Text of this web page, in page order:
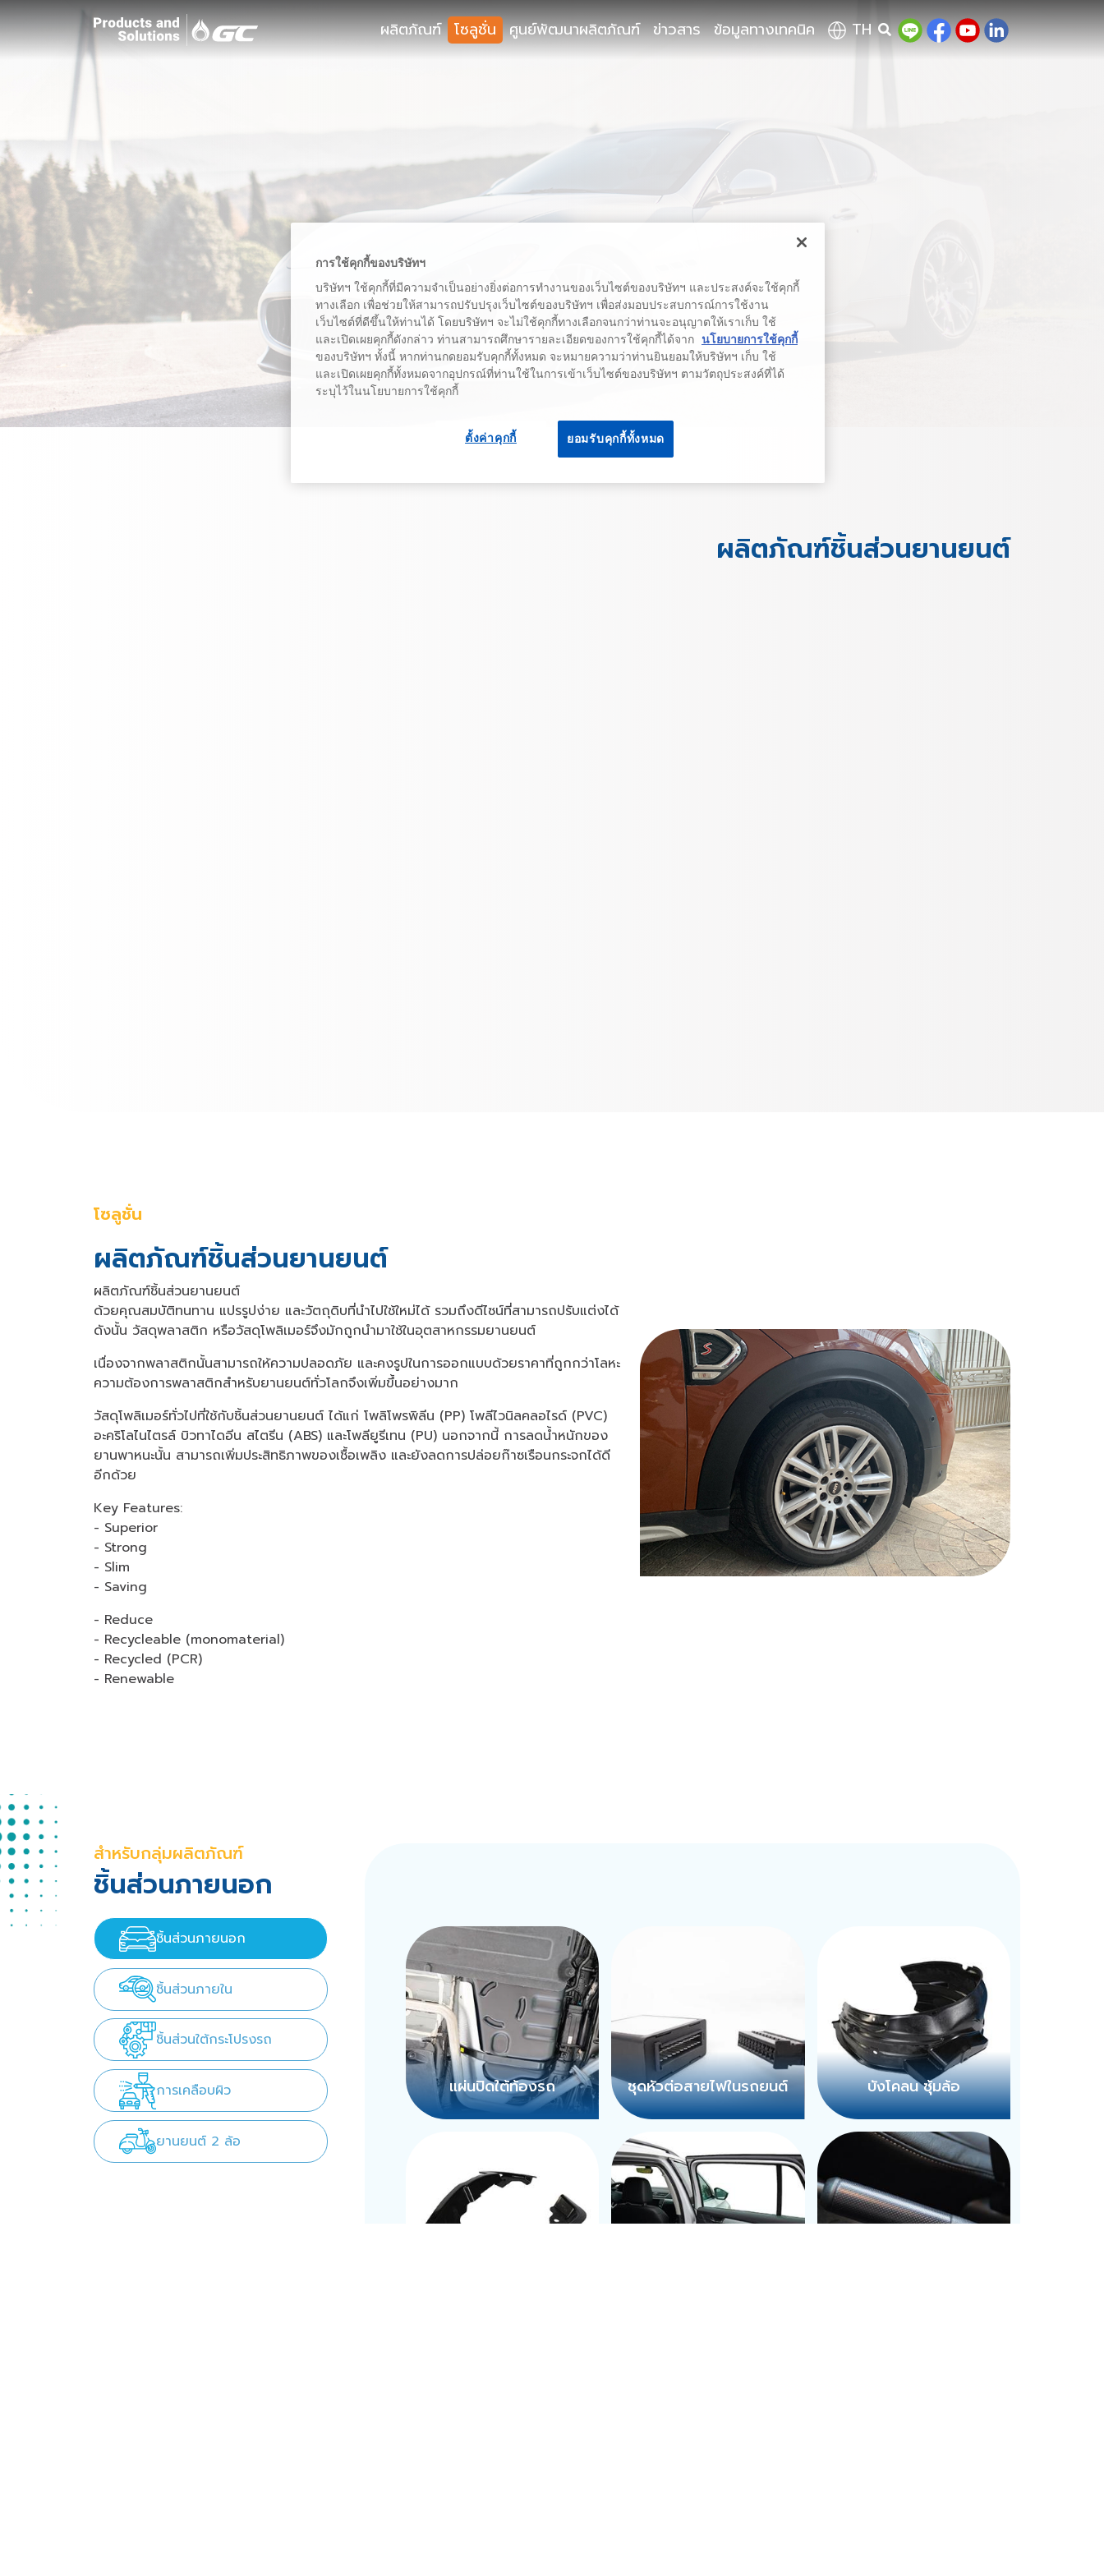
ผลิตภัณฑ์ โซลูชั่น ศูนย์พัฒนาผลิตภัณฑ์ ข่าวสาร ข้อมูลทางเทคนิค TH
ผลิตภัณฑ์ชิ้นส่วนยานยนต์
โซลูชั่น
ผลิตภัณฑ์ชิ้นส่วนยานยนต์
ผลิตภัณฑ์ชิ้นส่วนยานยนต์
ด้วยคุณสมบัติทนทาน แปรรูปง่าย และวัตถุดิบที่นำไปใช้ใหม่ได้ รวมถึงดีไซน์ที่สามารถปรับแต่งได้
ดังนั้น วัสดุพลาสติก หรือวัสดุโพลิเมอร์จึงมักถูกนำมาใช้ในอุตสาหกรรมยานยนต์
เนื่องจากพลาสติกนั้นสามารถให้ความปลอดภัย และคงรูปในการออกแบบด้วยราคาที่ถูกกว่าโลหะ
ความต้องการพลาสติกสำหรับยานยนต์ทั่วโลกจึงเพิ่มขึ้นอย่างมาก
วัสดุโพลิเมอร์ทั่วไปที่ใช้กับชิ้นส่วนยานยนต์ ได้แก่ โพลิโพรพิลีน (PP) โพลีไวนิลคลอไรด์ (PVC)
อะคริโลไนไตรล์ บิวทาไดอีน สไตรีน (ABS) และโพลียูรีเทน (PU) นอกจากนี้ การลดน้ำหนักของ
ยานพาหนะนั้น สามารถเพิ่มประสิทธิภาพของเชื้อเพลิง และยังลดการปล่อยก๊าซเรือนกระจกได้ดี
อีกด้วย
Key Features:
- Superior
- Strong
- Slim
- Saving
- Reduce
- Recycleable (monomaterial)
- Recycled (PCR)
- Renewable
สำหรับกลุ่มผลิตภัณฑ์
ชิ้นส่วนภายนอก
ชิ้นส่วนภายนอก
ชิ้นส่วนภายใน
ชิ้นส่วนใต้กระโปรงรถ
การเคลือบผิว
ยานยนต์ 2 ล้อ
แผ่นปิดใต้ท้องรถ ชุดหัวต่อสายไฟในรถยนต์ บังโคลน ซุ้มล้อ
การใช้คุกกี้ของบริษัทฯ
บริษัทฯ ใช้คุกกี้ที่มีความจำเป็นอย่างยิ่งต่อการทำงานของเว็บไซต์ของบริษัทฯ และประสงค์จะใช้คุกกี้
ทางเลือก เพื่อช่วยให้สามารถปรับปรุงเว็บไซต์ของบริษัทฯ เพื่อส่งมอบประสบการณ์การใช้งาน
เว็บไซต์ที่ดีขึ้นให้ท่านได้ โดยบริษัทฯ จะไม่ใช้คุกกี้ทางเลือกจนกว่าท่านจะอนุญาตให้เราเก็บ ใช้
และเปิดเผยคุกกี้ดังกล่าว ท่านสามารถศึกษารายละเอียดของการใช้คุกกี้ได้จาก นโยบายการใช้คุกกี้
ของบริษัทฯ ทั้งนี้ หากท่านกดยอมรับคุกกี้ทั้งหมด จะหมายความว่าท่านยินยอมให้บริษัทฯ เก็บ ใช้
และเปิดเผยคุกกี้ทั้งหมดจากอุปกรณ์ที่ท่านใช้ในการเข้าเว็บไซต์ของบริษัทฯ ตามวัตถุประสงค์ที่ได้
ระบุไว้ในนโยบายการใช้คุกกี้
ยอมรับคุกกี้ทั้งหมด
ตั้งค่าคุกกี้